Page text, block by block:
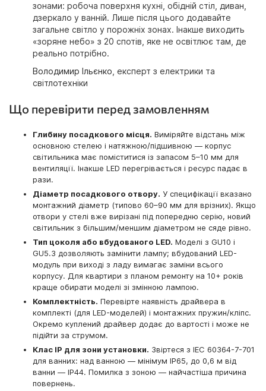
зонами: робоча поверхня кухні, обідній стіл, диван,
дзеркало у ванній. Лише після цього додавайте
загальне світло у порожніх зонах. Інакше виходить
«зоряне небо» з 20 спотів, яке не освітлює там, де
реально потрібно.
Володимир Ільєнко , експерт з електрики та
світлотехніки
Що перевірити перед замовленням
Глибину посадкового місця. Виміряйте відстань між
основною стелею і натяжною/підшивною — корпус
світильника має поміститися із запасом 5–10 мм для
вентиляції. Інакше LED перегрівається і ресурс падає в
рази.
Діаметр посадкового отвору. У специфікації вказано
монтажний діаметр (типово 60–90 мм для врізних). Якщо
отвори у стелі вже вирізані під попередню серію, новий
світильник з більшим/меншим діаметром не сяде рівно.
Тип цоколя або вбудованого LED. Моделі з GU10 і
GU5.3 дозволяють замінити лампу; вбудований LED-
модуль при виході з ладу вимагає заміни всього
корпусу. Для квартири з планом ремонту на 10+ років
краще обирати моделі зі змінною лампою.
Комплектність. Перевірте наявність драйвера в
комплекті (для LED-моделей) і монтажних пружин/кліпс.
Окремо куплений драйвер додає до вартості і може не
підійти за струмом.
Клас IP для зони установки. Звіртеся з IEC 60364-7-701
для ванних: над ванною — мінімум IP65, до 0,6 м від
ванни — IP44. Помилка з зоною — найчастіша причина
повернень.